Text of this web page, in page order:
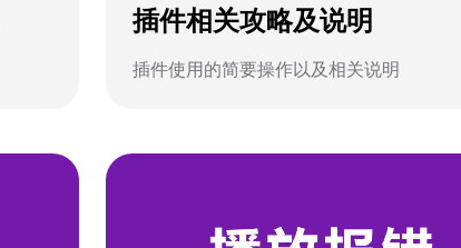
插件相关攻略及说明
插件使用的简要操作以及相关说明